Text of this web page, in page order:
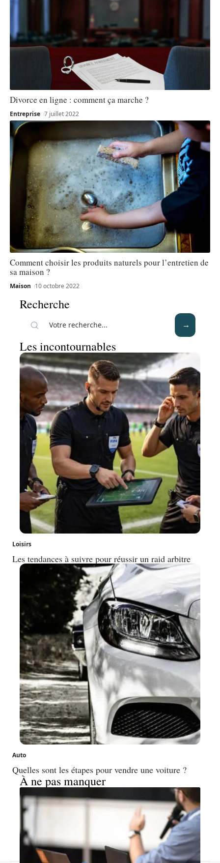
Divorce en ligne : comment ça marche ?
Entreprise 7 juillet 2022
Comment choisir les produits naturels pour l’entretien de
sa maison ?
Maison 10 octobre 2022
Recherche
Les incontournables
Loisirs
Les tendances à suivre pour réussir un raid arbitre
Auto
Quelles sont les étapes pour vendre une voiture ?
À ne pas manquer